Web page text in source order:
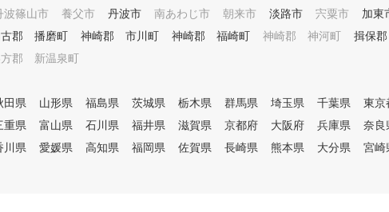
波篠山市 養父市 丹波市 南あわじ市 朝来市 淡路市 宍粟市 加東
古郡 播磨町 神崎郡 市川町 神崎郡 福崎町 神崎郡 神河町 揖保
方郡 新温泉町
田県 山形県 福島県 茨城県 栃木県 群馬県 埼玉県 千葉県 東京
重県 富山県 石川県 福井県 滋賀県 京都府 大阪府 兵庫県 奈良
川県 愛媛県 高知県 福岡県 佐賀県 長崎県 熊本県 大分県 宮崎